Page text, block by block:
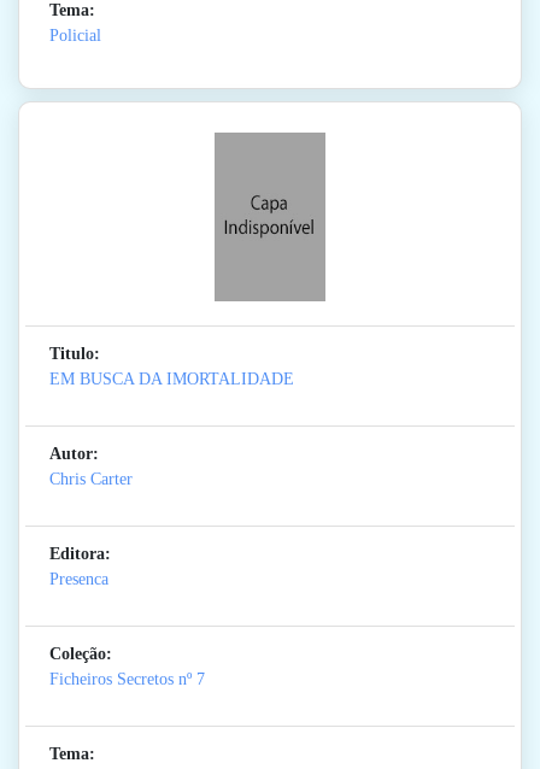
Tema:
Policial
Titulo:
EM BUSCA DA IMORTALIDADE
Autor:
Chris Carter
Editora:
Presenca
Coleção:
Ficheiros Secretos nº 7
Tema: